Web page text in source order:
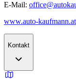
E-Mail:
www.auto-kaufmann.at
Kontakt